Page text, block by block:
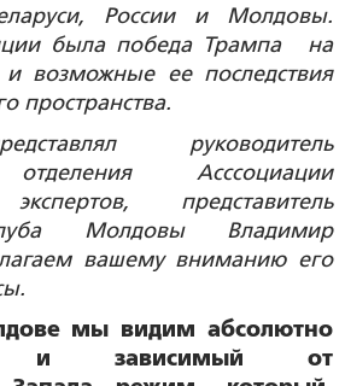
России и Молдовы.
была победа Трампа на
возможные ее последствия
пространства.
руководитель
Асссоциации
представитель
Молдовы Владимир
вашему вниманию его
мы видим абсолютно
и зависимый от